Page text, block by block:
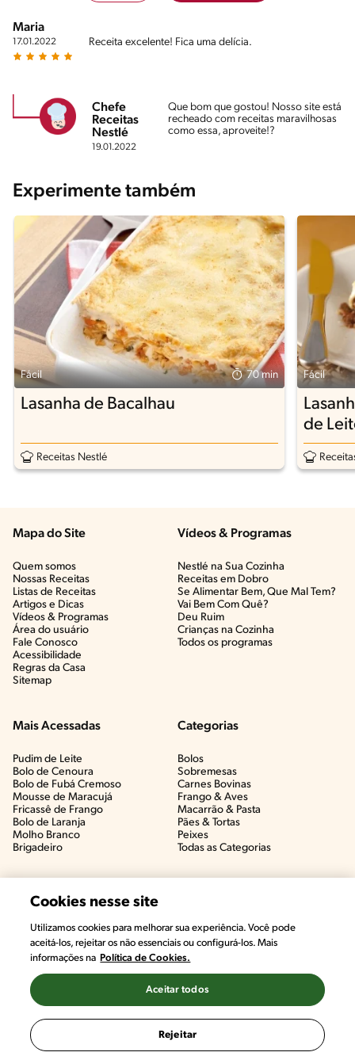
Maria
17.01.2022 Receita excelente! Fica uma delícia.
Chefe
Receitas
Nestlé
19.01.2022
Que bom que gostou! Nosso site está
recheado com receitas maravilhosas
como essa, aproveite!?
Experimente também
Fácil 70 min
Lasanha de Bacalhau
Receitas Nestlé
Fácil
de
Mapa do Site
Quem somos
Nossas Receitas
Listas de Receitas​
Artigos e Dicas​
Vídeos & Programas​
Área do usuário
Fale Conosco
Acessibilidade
Regras da Casa
Sitemap
Vídeos & Programas​
Nestlé na Sua Cozinha
Receitas em Dobro
Se Alimentar Bem, Que Mal Tem?​
Vai Bem Com Quê?​
Deu Ruim​
Crianças na Cozinha​
Todos os programas
Mais Acessadas
Pudim de Leite
Bolo de Cenoura
Bolo de Fubá Cremoso
Mousse de Maracujá
Fricassê de Frango
Bolo de Laranja
Molho Branco
Brigadeiro
Categorias
Bolos
Sobremesas
Carnes Bovinas​
Frango & Aves​
Macarrão & Pasta​
Pães & Tortas​
Peixes
Todas as Categorias
Cookies nesse site
Utilizamos cookies para melhorar sua experiência. Você pode
aceitá-los, rejeitar os não essenciais ou configurá-los. Mais
informações na Política de Cookies.
Rejeitar
Aceitar todos